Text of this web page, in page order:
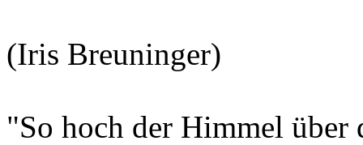
(Iris Breuninger)
"So hoch der Himmel über